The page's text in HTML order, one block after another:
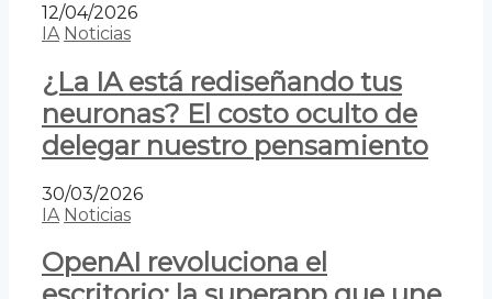
12/04/2026
IA Noticias
¿La IA está rediseñando tus
neuronas? El costo oculto de
delegar nuestro pensamiento
30/03/2026
IA Noticias
OpenAI revoluciona el